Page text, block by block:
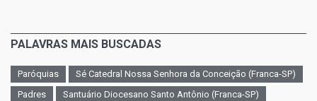
PALAVRAS MAIS BUSCADAS
Paróquias
Sé Catedral Nossa Senhora da Conceição (Franca-SP)
Padres
Santuário Diocesano Santo Antônio (Franca-SP)